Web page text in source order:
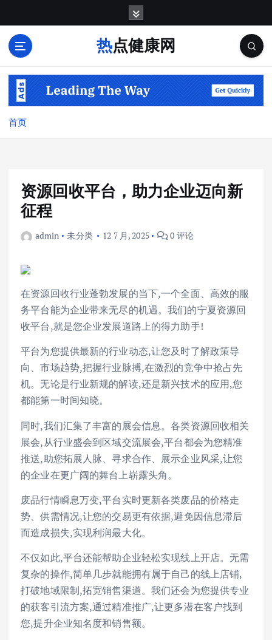
热点健康网
首页
资源回收平台，助力企业迈向新
征程
admin 未分类 12 7 月, 2025 0 评论
在资源回收行业蓬勃发展的当下,一个全面、高效的服
务平台能为企业带来无尽的机遇。我们的宁夏资源回
收平台,就是您企业发展道路上的得力助手!
平台为您提供最新的行业动态,让您及时了解政策导
向、市场趋势,把握行业脉搏,在激烈的竞争中抢占先
机。无论是行业新规的解读,还是新兴技术的应用,您
都能第一时间知晓。
同时,我们汇集了丰富的展会信息。各类资源回收相关
展会,从行业盛会到区域交流展会,平台都会为您精准
推送,助您拓展人脉、寻求合作、展示企业风采,让您
的企业在更广阔的舞台上崭露头角。
废品行情瞬息万变,平台实时更新各类废品的价格走
势、供需情况,让您的交易更有依据,避免因信息滞后
而造成损失,实现利润最大化。
不仅如此,平台还能帮助企业轻松实现线上开店。无需
复杂的操作,简单几步就能拥有属于自己的线上店铺,
打破地域限制,拓宽销售渠道。我们还会为您提供专业
的获客引流方案,通过精准推广,让更多潜在客户找到
您,提升企业知名度和销售额。